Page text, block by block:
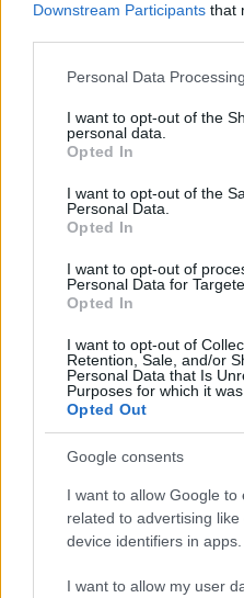
Downstream Participants that
Please note that this website/
not limited to your visit or
grant or deny consent to
use your data for below
consent section.
Personal Data
I want to opt-out of the
personal data.
Opted In
I want to opt-out of the
Personal Data.
Opted In
I want to opt-out of
Personal Data for
Opted In
I want to opt-out of
Retention, Sale, and/or
Personal Data that Is
Purposes for which it was
Opted Out
Google consents
I want to allow Google to
related to advertising
device identifiers in apps.
I want to allow my user
2023.07.18. Kiss Lajos
Szolnok katasztrófavédelem
Szolnok,tűz